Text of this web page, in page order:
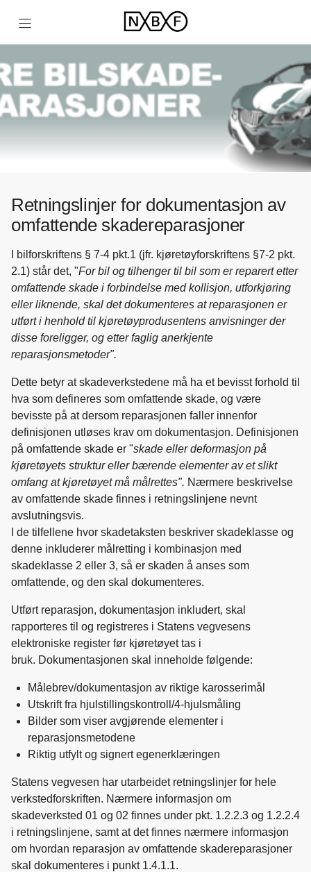
Gå til forsiden
Retningslinjer for dokumentasjon av
omfattende skadereparasjoner
I bilforskriftens § 7-4 pkt.1 (jfr. kjøretøyforskriftens §7-2 pkt.
2.1) står det, "For bil og tilhenger til bil som er reparert etter
omfattende skade i forbindelse med kollisjon, utforkjøring
eller liknende, skal det dokumenteres at reparasjonen er
utført i henhold til kjøretøyprodusentens anvisninger der
disse foreligger, og etter faglig anerkjente
reparasjonsmetoder".
Dette betyr at skadeverkstedene må ha et bevisst forhold til
hva som defineres som omfattende skade, og være
bevisste på at dersom reparasjonen faller innenfor
definisjonen utløses krav om dokumentasjon. Definisjonen
på omfattende skade er "skade eller deformasjon på
kjøretøyets struktur eller bærende elementer av et slikt
omfang at kjøretøyet må målrettes". Nærmere beskrivelse
av omfattende skade finnes i retningslinjene nevnt
avslutningsvis.
I de tilfellene hvor skadetaksten beskriver skadeklasse og
denne inkluderer målretting i kombinasjon med
skadeklasse 2 eller 3, så er skaden å anses som
omfattende, og den skal dokumenteres.
Utført reparasjon, dokumentasjon inkludert, skal
rapporteres til og registreres i Statens vegvesens
elektroniske register før kjøretøyet tas i
bruk. Dokumentasjonen skal inneholde følgende:
Målebrev/dokumentasjon av riktige karosserimål
Utskrift fra hjulstillingskontroll/4-hjulsmåling
Bilder som viser avgjørende elementer i
reparasjonsmetodene
Riktig utfylt og signert egenerklæringen
Statens vegvesen har utarbeidet retningslinjer for hele
verkstedforskriften. Nærmere informasjon om
skadeverksted 01 og 02 finnes under pkt. 1.2.2.3 og 1.2.2.4
i retningslinjene, samt at det finnes nærmere informasjon
om hvordan reparasjon av omfattende skadereparasjoner
skal dokumenteres i punkt 1.4.1.1.